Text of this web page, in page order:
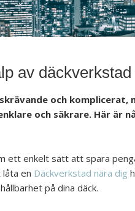
av
och
och säkrare. Här
ett enkelt sätt att spara
en Däckverkstad nära dig
på dina däck.